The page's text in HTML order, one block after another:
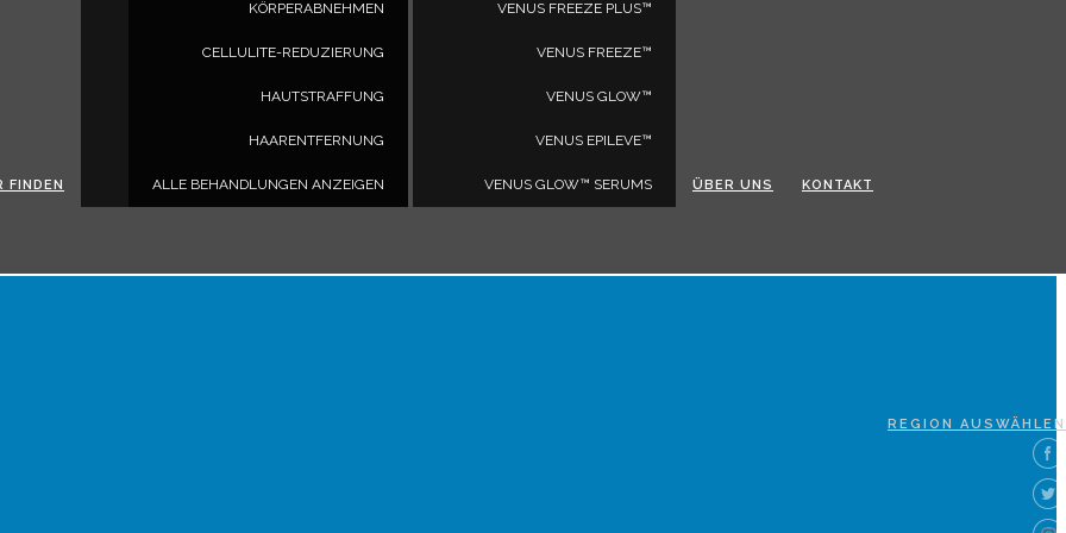
FINDEN
KÖRPERABNEHMEN
CELLULITE-REDUZIERUNG
HAUTSTRAFFUNG
HAARENTFERNUNG
ALLE BEHANDLUNGEN ANZEIGEN
VENUS FREEZE PLUS™
VENUS FREEZE™
VENUS GLOW™
VENUS EPILEVE™
VENUS GLOW™ SERUMS ÜBER UNS KONTAKT
REGION AUSWÄHLEN